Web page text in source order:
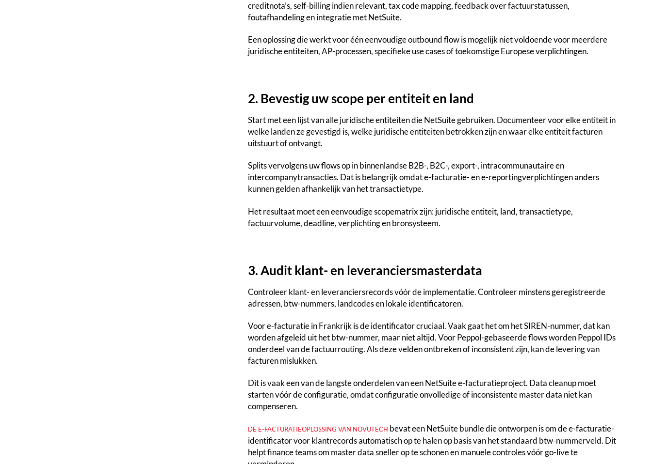
creditnota’s, self-billing indien relevant, tax code mapping, feedback over factuurstatussen,
foutafhandeling en integratie met NetSuite.
Een oplossing die werkt voor één eenvoudige outbound flow is mogelijk niet voldoende voor meerdere
juridische entiteiten, AP-processen, specifieke use cases of toekomstige Europese verplichtingen.
2. Bevestig uw scope per entiteit en land
Start met een lijst van alle juridische entiteiten die NetSuite gebruiken. Documenteer voor elke entiteit in
welke landen ze gevestigd is, welke juridische entiteiten betrokken zijn en waar elke entiteit facturen
uitstuurt of ontvangt.
Splits vervolgens uw flows op in binnenlandse B2B-, B2C-, export-, intracommunautaire en
intercompanytransacties. Dat is belangrijk omdat e-facturatie- en e-reportingverplichtingen anders
kunnen gelden afhankelijk van het transactietype.
Het resultaat moet een eenvoudige scopematrix zijn: juridische entiteit, land, transactietype,
factuurvolume, deadline, verplichting en bronsysteem.
3. Audit klant- en leveranciersmasterdata
Controleer klant- en leveranciersrecords vóór de implementatie. Controleer minstens geregistreerde
adressen, btw-nummers, landcodes en lokale identificatoren.
Voor e-facturatie in Frankrijk is de identificator cruciaal. Vaak gaat het om het SIREN-nummer, dat kan
worden afgeleid uit het btw-nummer, maar niet altijd. Voor Peppol-gebaseerde flows worden Peppol IDs
onderdeel van de factuurrouting. Als deze velden ontbreken of inconsistent zijn, kan de levering van
facturen mislukken.
Dit is vaak een van de langste onderdelen van een NetSuite e-facturatieproject. Data cleanup moet
starten vóór de configuratie, omdat configuratie onvolledige of inconsistente master data niet kan
compenseren.
DE E-FACTURATIEOPLOSSING VAN NOVUTECH bevat een NetSuite bundle die ontworpen is om de e-facturatie-
identificator voor klantrecords automatisch op te halen op basis van het standaard btw-nummerveld. Dit
helpt finance teams om master data sneller op te schonen en manuele controles vóór go-live te